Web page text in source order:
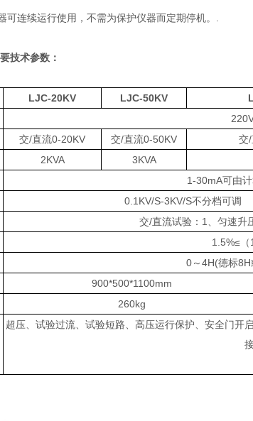
连续运行使用，不需为保护仪器而定期停机。.
技术参数：
LJC-20KV LJC-50KV
交/直流0-20KV 交/直流0-50KV
交
2KVA
3KVA
1-30mA可由
0.1KV/S-3KV/S不分档可调
交/直流试验：1、匀速
1.5%≤
0～4H(德标
900*500*1100mm
260kg
超压、试验过流、试验短路、高压运行保护、安全门开